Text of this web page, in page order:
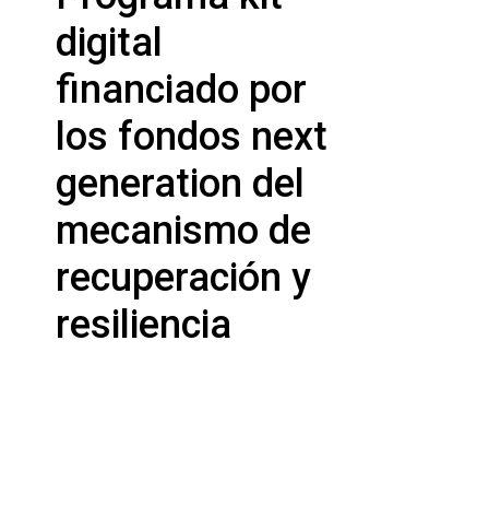
digital
financiado por
los fondos next
generation del
mecanismo de
recuperación y
resiliencia